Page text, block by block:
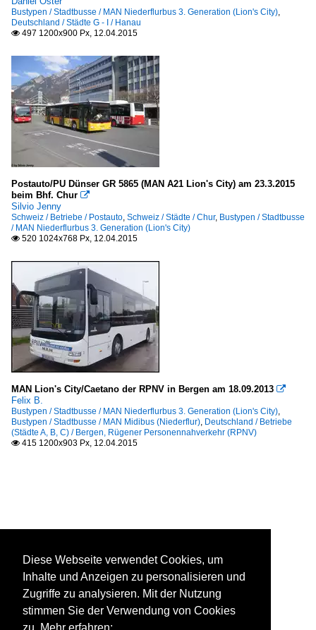
Bustypen / Stadtbusse / MAN Niederflurbus 3. Generation (Lion's City),
Deutschland / Städte G - I / Hanau
 497 1200x900 Px, 12.04.2015
Postauto/PU Dünser GR 5865 (MAN A21 Lion's City) am 23.3.2015
beim Bhf. Chur 
Silvio Jenny
Schweiz / Betriebe / Postauto, Schweiz / Städte / Chur, Bustypen / Stadtbusse
/ MAN Niederflurbus 3. Generation (Lion's City)
 520 1024x768 Px, 12.04.2015
MAN Lion's City/Caetano der RPNV in Bergen am 18.09.2013 
Felix B.
Bustypen / Stadtbusse / MAN Niederflurbus 3. Generation (Lion's City),
Bustypen / Stadtbusse / MAN Midibus (Niederflur), Deutschland / Betriebe
(Städte A, B, C) / Bergen, Rügener Personennahverkehr (RPNV)
 415 1200x903 Px, 12.04.2015
Diese Webseite verwendet Cookies, um
Inhalte und Anzeigen zu personalisieren und
Zugriffe zu analysieren. Mit der Nutzung
stimmen Sie der Verwendung von Cookies